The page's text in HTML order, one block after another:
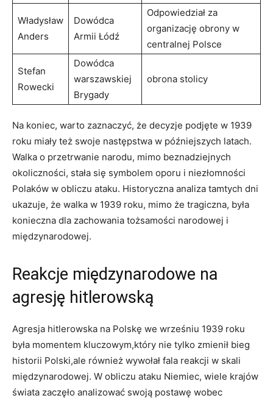
Władysław‌
Anders
Dowódca
Armii Łódź
Odpowiedział za
organizację obrony w
centralnej ‌Polsce
Stefan
Rowecki
Dowódca
warszawskiej
Brygady
obrona stolicy
Na koniec, warto zaznaczyć, że decyzje podjęte‍ w 1939
roku miały też swoje następstwa w późniejszych latach.
Walka o przetrwanie ⁤narodu, mimo beznadziejnych
okoliczności, stała się symbolem⁢ oporu i niezłomności
Polaków w obliczu ataku. ​Historyczna analiza tamtych dni
ukazuje, że walka w 1939 roku, mimo że tragiczna, była
konieczna dla⁣ zachowania tożsamości narodowej i
międzynarodowej.
Reakcje międzynarodowe na
agresję hitlerowską
Agresja hitlerowska na Polskę‌ we wrześniu 1939 roku
była momentem kluczowym,który nie tylko zmienił bieg
historii ⁤Polski,ale​ również wywołał fala reakcji w skali
międzynarodowej. W ​obliczu ataku Niemiec, wiele krajów
świata zaczęło​ analizować‌ swoją postawę wobec